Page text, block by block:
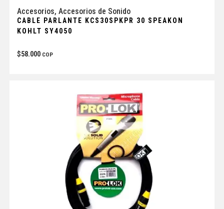
Accesorios, Accesorios de Sonido
CABLE PARLANTE KCS30SPKPR 30 SPEAKON
KOHLT SY4050
$58.000 COP